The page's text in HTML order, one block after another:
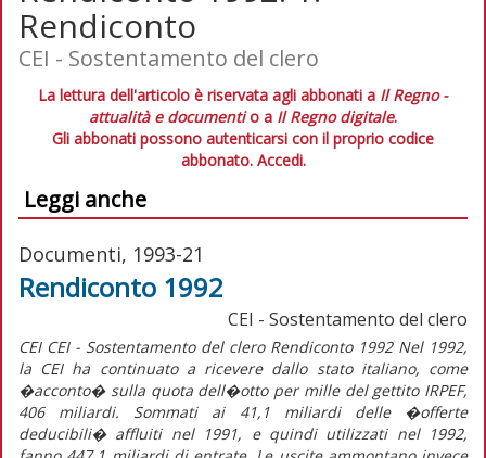
Rendiconto
CEI - Sostentamento del clero
La lettura dell'articolo è riservata agli abbonati a Il Regno -
attualità e documentio a Il Regno digitale.
Gli abbonati possono autenticarsi con il proprio codice
abbonato. Accedi.
Leggi anche
Documenti, 1993-21
Rendiconto 1992
CEI - Sostentamento del clero
CEI CEI - Sostentamento del clero Rendiconto 1992 Nel 1992,
la CEI ha continuato a ricevere dallo stato italiano, come
�acconto� sulla quota dell�otto per mille del gettito IRPEF,
406 miliardi. Sommati ai 41,1 miliardi delle �offerte
deducibili� affluiti nel 1991, e quindi utilizzati nel 1992,